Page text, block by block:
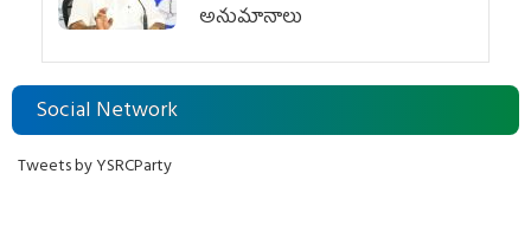
అనుమానాలు
Social Network
Tweets by YSRCParty